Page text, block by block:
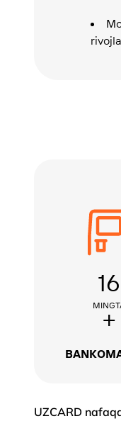
16
+
UZCARD